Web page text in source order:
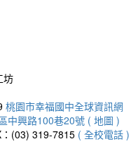
坊
桃園市幸福國中全球資訊網
中興路100巷20號 ( 地圖 )
：(03) 319-7815 ( 全校電話 )